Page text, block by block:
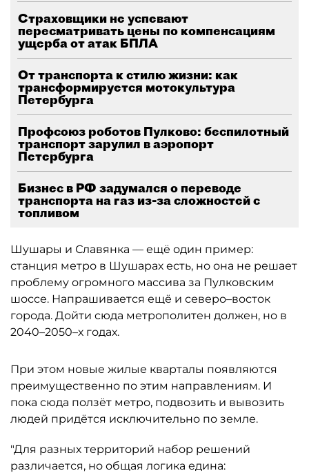
Страховщики не успевают
пересматривать цены по компенсациям
ущерба от атак БПЛА
От транспорта к стилю жизни: как
трансформируется мотокультура
Петербурга
Профсоюз роботов Пулково: беспилотный
транспорт зарулил в аэропорт
Петербурга
Бизнес в РФ задумался о переводе
транспорта на газ из-за сложностей с
топливом
Шушары и Славянка — ещё один пример:
станция метро в Шушарах есть, но она не решает
проблему огромного массива за Пулковским
шоссе. Напрашивается ещё и северо–восток
города. Дойти сюда метрополитен должен, но в
2040–2050–х годах.
При этом новые жилые кварталы появляются
преимущественно по этим направлениям. И
пока сюда ползёт метро, подвозить и вывозить
людей придётся исключительно по земле.
"Для разных территорий набор решений
различается, но общая логика едина: